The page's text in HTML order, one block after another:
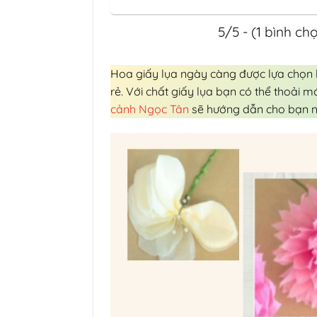
5/5 - (1 bình
Hoa giấy lụa ngày càng được lựa
rẻ. Với chất giấy lụa bạn có thể thoải
cảnh Ngọc Tân sẽ hướng dẫn cho bạn